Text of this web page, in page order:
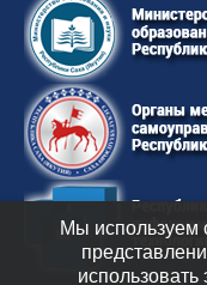
Мы используем
использовать